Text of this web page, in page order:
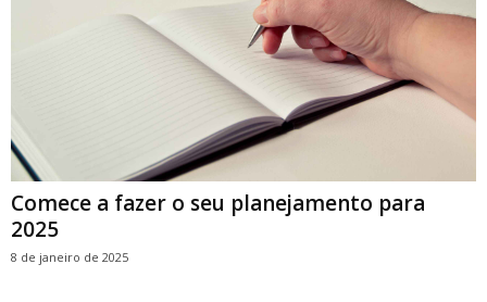
Comece a fazer o seu planejamento para
2025
8 de janeiro de 2025